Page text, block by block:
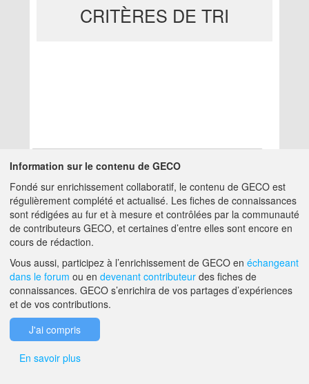
CRITÈRES DE TRI
Aucun résultat
A PROPOS DE GECO AIDE
F.A.Q. NOUS CONTACTER
Information sur le contenu de GECO
Fondé sur enrichissement collaboratif, le contenu de GECO est
régulièrement complété et actualisé. Les fiches de connaissances
sont rédigées au fur et à mesure et contrôlées par la communauté
de contributeurs GECO, et certaines d’entre elles sont encore en
cours de rédaction.
Vous aussi, participez à l’enrichissement de GECO en échangeant
dans le forum ou en devenant contributeur des fiches de
connaissances. GECO s’enrichira de vos partages d’expériences
et de vos contributions.
J'ai compris
En savoir plus